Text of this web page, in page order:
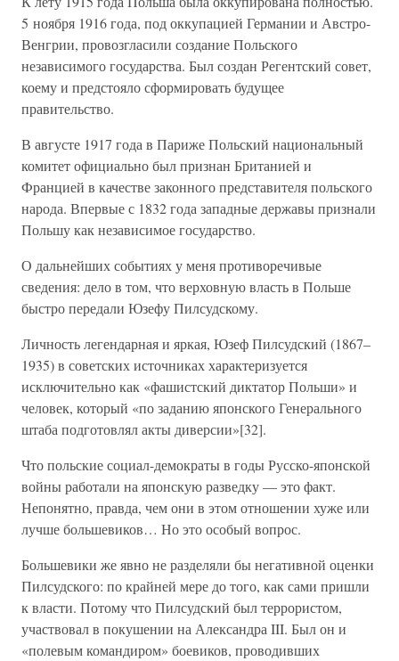
5 ноября 1916 года, под оккупацией Германии и Австро-
Венгрии, провозгласили создание Польского
независимого государства. Был создан Регентский совет,
коему и предстояло сформировать будущее
правительство.
В августе 1917 года в Париже Польский национальный
комитет официально был признан Британией и
Францией в качестве законного представителя польского
народа. Впервые с 1832 года западные державы признали
Польшу как независимое государство.
О дальнейших событиях у меня противоречивые
сведения: дело в том, что верховную власть в Польше
быстро передали Юзефу Пилсудскому.
Личность легендарная и яркая, Юзеф Пилсудский (1867–
1935) в советских источниках характеризуется
исключительно как «фашистский диктатор Польши» и
человек, который «по заданию японского Генерального
штаба подготовлял акты диверсии»[32].
Что польские социал-демократы в годы Русско-японской
войны работали на японскую разведку — это факт.
Непонятно, правда, чем они в этом отношении хуже или
лучше большевиков… Но это особый вопрос.
Большевики же явно не разделяли бы негативной оценки
Пилсудского: по крайней мере до того, как сами пришли
к власти. Потому что Пилсудский был террористом,
участвовал в покушении на Александра III. Был он и
«полевым командиром» боевиков, проводивших